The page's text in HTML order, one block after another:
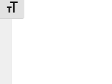
Changer la taille de la police